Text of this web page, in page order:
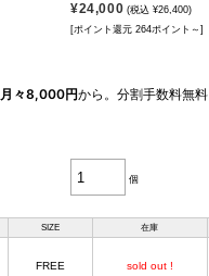
¥24,000 (税込 ¥26,400)
[ポイント還元 264ポイント～]
月々8,000円から。分割手数料無料
個
SIZE 在庫
FREE sold out !